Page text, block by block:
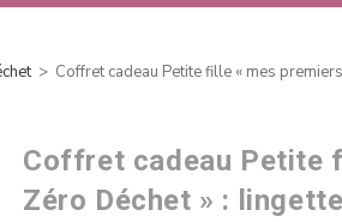
> Coffret cadeau Petite fille « mes
Coffret cadeau Petite
Zéro Déchet » :